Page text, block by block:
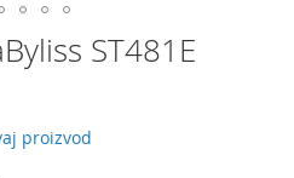
ST481E
proizvod